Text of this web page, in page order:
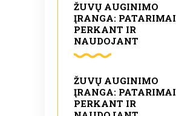
ŽUVŲ AUGINIMO
ĮRANGA: PATARIMAI
PERKANT IR
NAUDOJANT
ŽUVŲ AUGINIMO
ĮRANGA: PATARIMAI
PERKANT IR